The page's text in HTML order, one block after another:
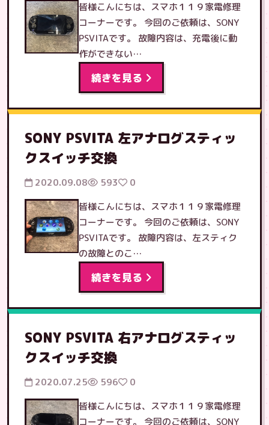
皆様こんにちは、スマホ１１９家電修理
コーナーです。 今回のご依頼は、SONY
PSVITAです。 故障内容は、充電後に動
作ができない…
続きを見る
SONY PSVITA 左アナログスティッ
クスイッチ交換
2020.09.08 593
0
皆様こんにちは、スマホ１１９家電修理
コーナーです。 今回のご依頼は、SONY
PSVITAです。 故障内容は、左スティク
の故障とのこ…
続きを見る
SONY PSVITA 右アナログスティッ
クスイッチ交換
2020.07.25 596
0
皆様こんにちは、スマホ１１９家電修理
コーナーです。 今回のご依頼は、SONY